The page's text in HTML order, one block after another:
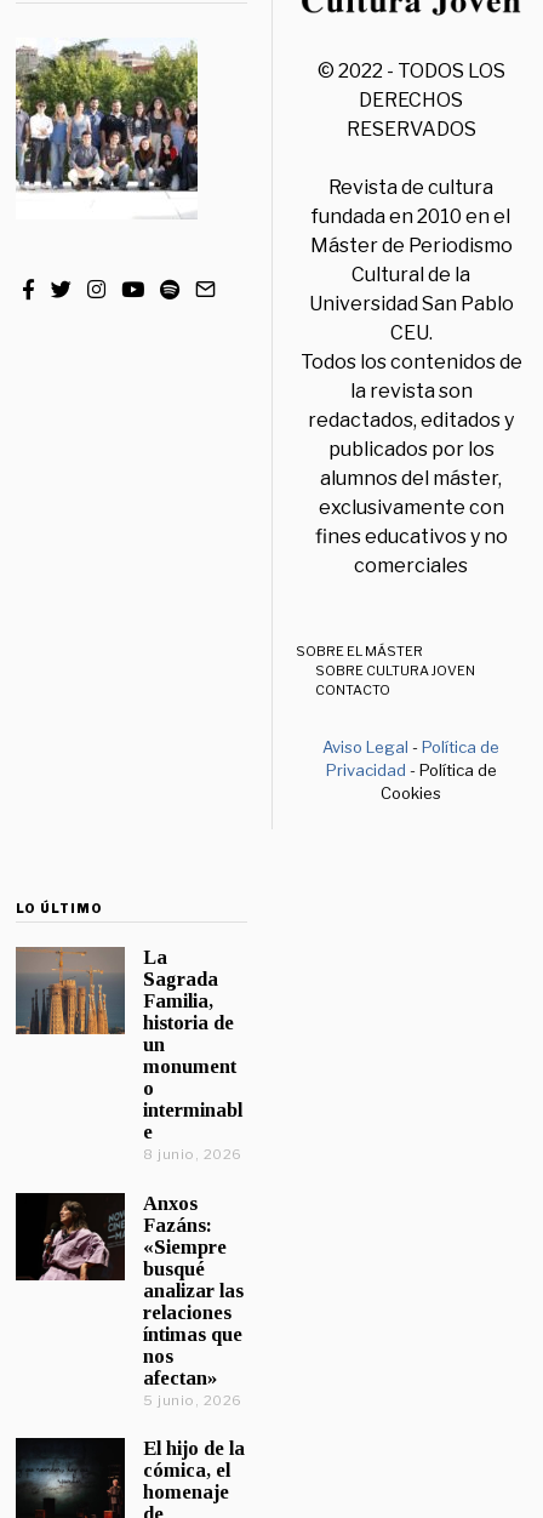
© 2022 - TODOS LOS
DERECHOS
RESERVADOS
Revista de cultura
fundada en 2010 en el
Máster de Periodismo
Cultural de la
Universidad San Pablo
CEU.
Todos los contenidos de
la revista son
redactados, editados y
publicados por los
alumnos del máster,
exclusivamente con
fines educativos y no
comerciales
SOBRE EL MÁSTER
SOBRE CULTURA JOVEN
CONTACTO
Aviso Legal -Política de
Privacidad - Política de
Cookies
LO ÚLTIMO
La
Sagrada
Familia,
historia de
un
monument
o
interminabl
e
8 junio, 2026
Anxos
Fazáns:
«Siempre
busqué
analizar las
relaciones
íntimas que
nos
afectan»
5 junio, 2026
El hijo de la
cómica, el
homenaje